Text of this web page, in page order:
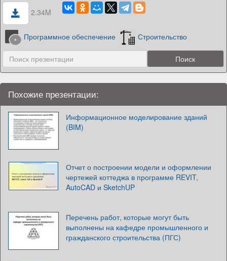
2.34M
Программное обеспечение Строительство
Похожие презентации:
Информационное моделирование зданий
(BIM)
Отчет о построении модели и оформлении
чертежей коттеджа в программе REVIT,
AutoCAD и SketchUP
Перечень работ, которые могут быть
выполнены на кафедре промышленного и
гражданского строительства (ПГС)